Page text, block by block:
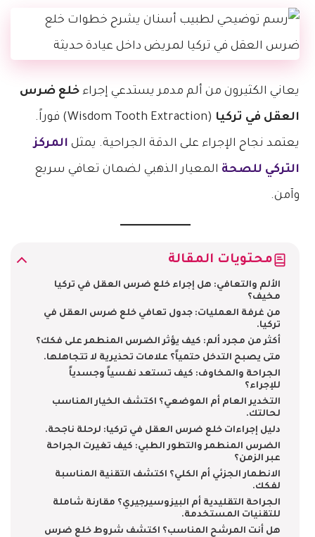
يعاني الكثيرون من ألم مدمر يستدعي إجراءخلع ضرس
العقل في تركيا (Wisdom Tooth Extraction) فوراً.
يعتمد نجاح الإجراء على الدقة الجراحية. يمثل المركز
التركي للصحة المعيار الذهبي لضمان تعافي سريع
وآمن.
محتويات المقالة
الألم والتعافي: هل إجراء خلع ضرس العقل في تركيا
مخيف؟
من غرفة العمليات: جدول تعافي خلع ضرس العقل في
تركيا.
أكثر من مجرد ألم: كيف يؤثر الضرس المنطمر على فكك؟
متى يصبح التدخل حتمياً؟ علامات تحذيرية لا تتجاهلها.
الجراحة والمخاوف: كيف تستعد نفسياً وجسدياً
للإجراء؟
التخدير العام أم الموضعي؟ اكتشف الخيار المناسب
لحالتك.
دليل إجراءات خلع ضرس العقل في تركيا: لرحلة ناجحة.
الضرس المنطمر والتطور الطبي: كيف تغيرت الجراحة
عبر الزمن؟
الانطمار الجزئي أم الكلي؟ اكتشف التقنية المناسبة
لفكك.
الجراحة التقليدية أم البيزوسيرجيري؟ مقارنة شاملة
للتقنيات المستخدمة.
هل أنت المرشح المناسب؟ اكتشف شروط خلع ضرس